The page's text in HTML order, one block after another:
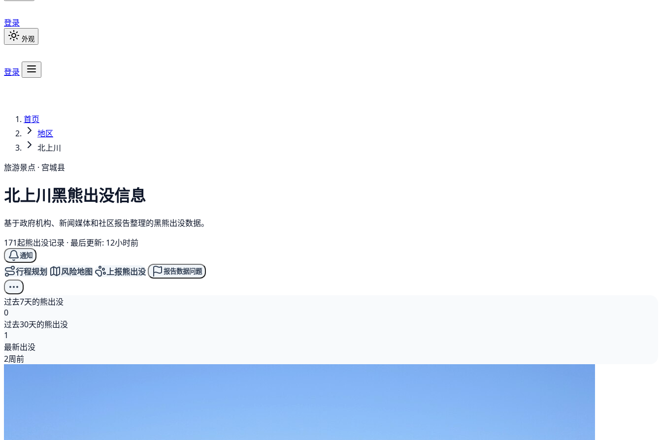
登录
外观
登录
首页
地区
北上川
旅游景点 · 宫城县
北上川黑熊出没信息
基于政府机构、新闻媒体和社区报告整理的黑熊出没数据。
171起熊出没记录 · 最后更新: 12小时前
通知
行程规划 风险地图 上报熊出没 报告数据问题
过去7天的熊出没
0
过去30天的熊出没
1
最新出没
2周前